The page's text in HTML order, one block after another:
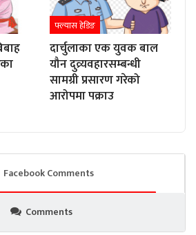
फ्ल्यास हेडिङ
दार्चुलाका एक युवक बाल
यौन दुव्र्यवहारसम्बन्धी
सामग्री प्रसारण गरेको
आरोपमा पक्राउ
Facebook Comments
Comments